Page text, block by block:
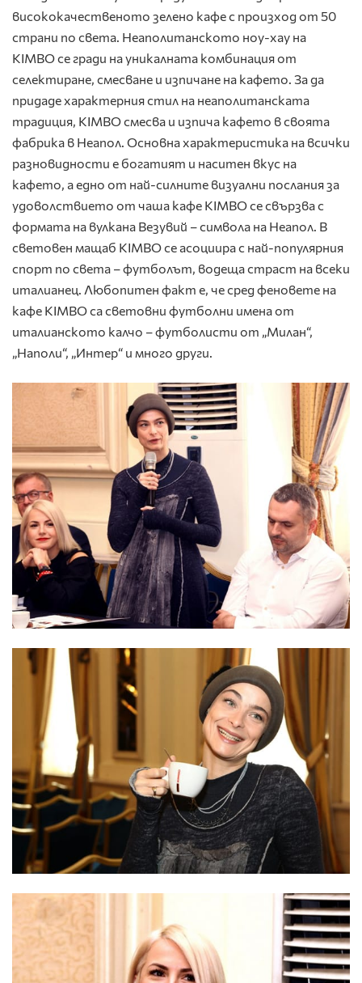
висококачественото зелено кафе с произход от 50
страни по света. Неаполитанското ноу-хау на
KIMBO се гради на уникалната комбинация от
селектиране, смесване и изпичане на кафето. За да
придаде характерния стил на неаполитанската
традиция, KIMBO смесва и изпича кафето в своята
фабрика в Неапол. Основна характеристика на всички
разновидности е богатият и наситен вкус на
кафето, а едно от най-силните визуални послания за
удоволствието от чаша кафе KIMBO се свързва с
формата на вулкана Везувий – символа на Неапол. В
световен мащаб KIMBO се асоциира с най-популярния
спорт по света – футболът, водеща страст на всеки
италианец. Любопитен факт е, че сред феновете на
кафе KIMBO са световни футболни имена от
италианското калчо – футболисти от „Милан“,
„Наполи“, „Интер“ и много други.